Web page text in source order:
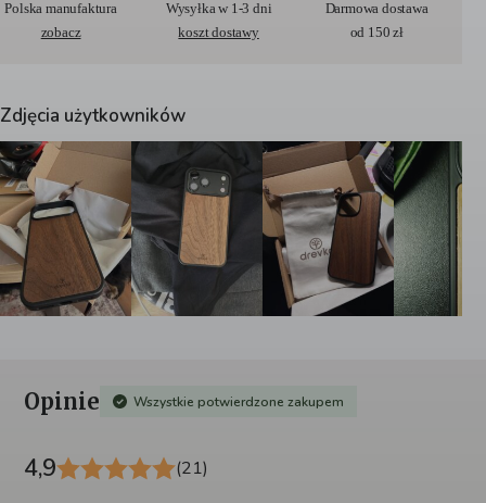
e
:
Polska manufaktura
zobacz
Wysyłka w 1-3 dni
koszt dostawy
Darmowa dostawa
od 150 zł
Zdjęcia użytkowników
Opinie Wszystkie potwierdzone zakupem
4,9 (21)